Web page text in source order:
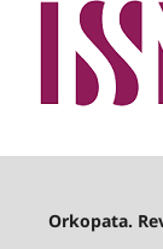
Orkopata.